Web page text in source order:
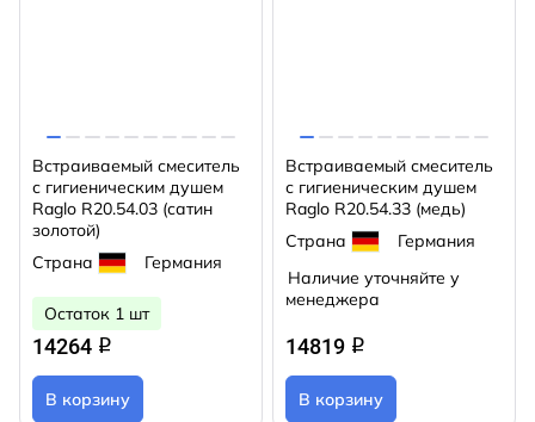
Встраиваемый смеситель
с гигиеническим душем
Raglo R20.54.03 (сатин
золотой)
Страна
Германия
Остаток 1 шт
14264 q
В корзину
Встраиваемый смеситель
с гигиеническим душем
Raglo R20.54.33 (медь)
Страна
Германия
Наличие уточняйте у
менеджера
14819 q
В корзину